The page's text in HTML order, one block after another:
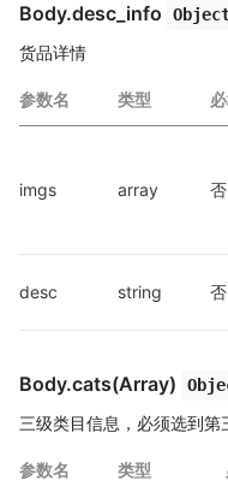
Body.desc_info
货品详情
参数名 类型
imgs array 否
desc string 否
Body.cats(Array)
三级类目信息，必须选到第
参数名 类型